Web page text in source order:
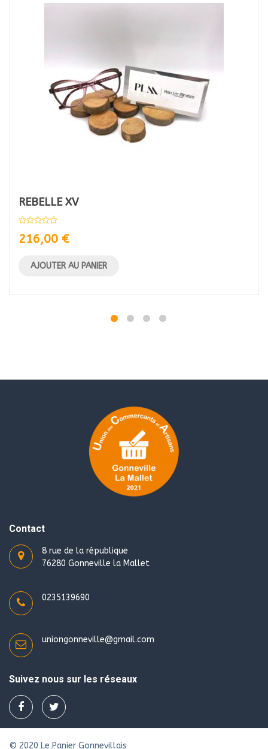
REBELLE XV
216,00 €
AJOUTER AU PANIER
Contact
8 rue de la république
76280 Gonneville la Mallet
0235139690
uniongonneville@gmail.com
Suivez nous sur les réseaux
© 2020 Le Panier Gonnevillais